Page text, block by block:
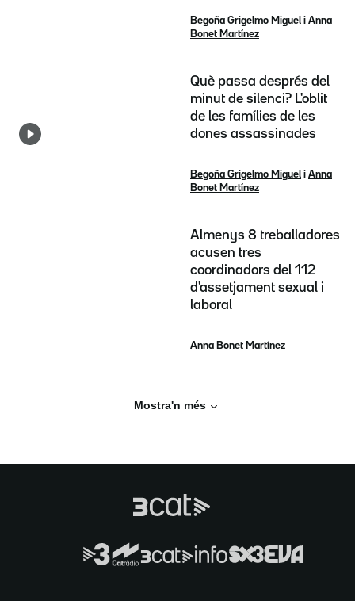
Begoña Grigelmo Miguel i Anna
Bonet Martínez
Què passa després del
minut de silenci? L'oblit
de les famílies de les
dones assassinades
Begoña Grigelmo Miguel i Anna
Bonet Martínez
Almenys 8 treballadores
acusen tres
coordinadors del 112
d'assetjament sexual i
laboral
Anna Bonet Martínez
Mostra'n més